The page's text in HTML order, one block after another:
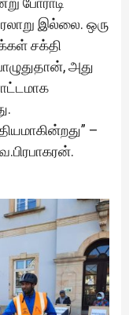
இல்லை. ஒரு
சக்தி
அது
–